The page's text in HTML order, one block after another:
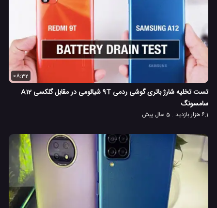
08:32
تست تخلیه شارژ باتری گوشی ردمی 9T شیائومی در مقابل گلکسی A12
سامسونگ
6.1 هزار بازدید 5 سال پیش